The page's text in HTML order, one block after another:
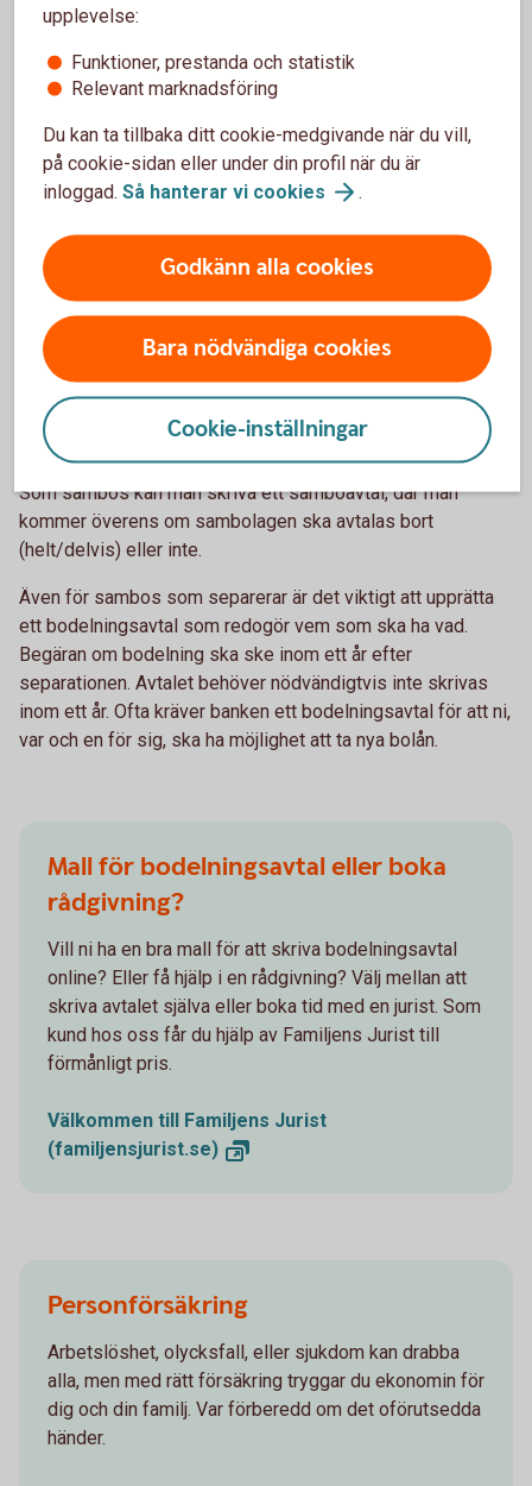
Om bodelningen gäller ett samboförhållande är det den dag
Som sambo har man enbart rätt till hälften av det
sammanlagda nettovärdet av bostad och bohag som
införskaffats för gemensamt bruk, alltså inte till det som
var och en fått eller köpt för eget bruk, säger Madelén.
andra för att bli sambo, så har man inte rätt till del i
bostaden vid en separation. För bohag, som till exempel
möbler, gäller att det som införskaffats för att användas
gemensamt delas lika vid en separation.
– Det spelar ingen roll om den ena parten har betalat mer än
den andra, det delas ändå lika. Därför är det bra om man
betalar hälften var på de större utgifterna, säger Madelén.
Som sambos kan man skriva ett samboavtal, där man
kommer överens om sambolagen ska avtalas bort
(helt/delvis) eller inte.
Även för sambos som separerar är det viktigt att upprätta
ett bodelningsavtal som redogör vem som ska ha vad.
Begäran om bodelning ska ske inom ett år efter
separationen. Avtalet behöver nödvändigtvis inte skrivas
inom ett år. Ofta kräver banken ett bodelningsavtal för att ni,
var och en för sig, ska ha möjlighet att ta nya bolån.
Mall för bodelningsavtal eller boka
rådgivning?
Vill ni ha en bra mall för att skriva bodelningsavtal
online? Eller få hjälp i en rådgivning? Välj mellan att
skriva avtalet själva eller boka tid med en jurist. Som
kund hos oss får du hjälp av Familjens Jurist till
förmånligt pris.
Välkommen till Familjens Jurist
(familjensjurist.se)
Personförsäkring
Arbetslöshet, olycksfall, eller sjukdom kan drabba
alla, men med rätt försäkring tryggar du ekonomin för
dig och din familj. Var förberedd om det oförutsedda
händer.
upplevelse:
Funktioner, prestanda och statistik
Relevant marknadsföring
Du kan ta tillbaka ditt cookie-medgivande när du vill,
på cookie-sidan eller under din profil när du är
inloggad. Så hanterar vi cookies .
Godkänn alla cookies
Bara nödvändiga cookies
Cookie-inställningar